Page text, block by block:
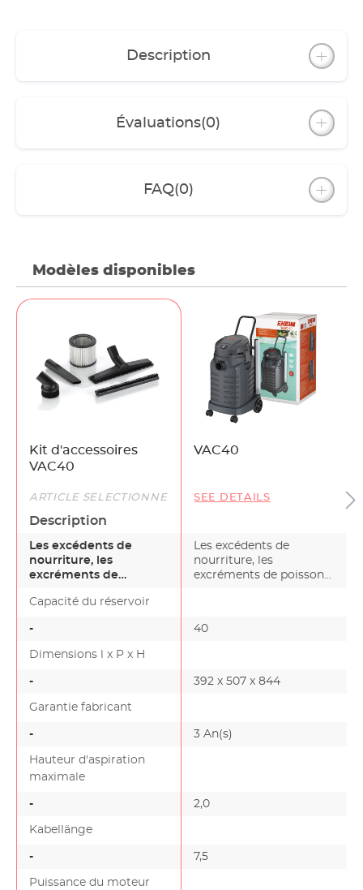
Description
Évaluations(0)
FAQ(0)
Modèles disponibles
Kit d'accessoires
VAC40
VAC40
ARTICLE SÉLECTIONNÉ SEE DETAILS
Description
Les excédents de
nourriture, les
excréments de
morts et les pa…
Les excédents de
nourriture, les
excréments de poissons,
Capacité du réservoir
- 40
Dimensions l x P x H
- 392 x 507 x 844
Garantie fabricant
- 3 An(s)
Hauteur d'aspiration
maximale
- 2,0
Kabellänge
- 7,5
Puissance du moteur